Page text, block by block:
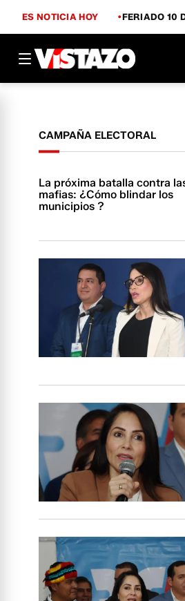
ES NOTICIA HOY FERIADO 10
CAMPAÑA ELECTORAL
La próxima batalla contra
mafias: ¿Cómo blindar los
municipios ?